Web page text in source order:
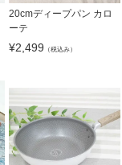
20cmディープパン カロ
ーテ
¥2,499 （税込み）